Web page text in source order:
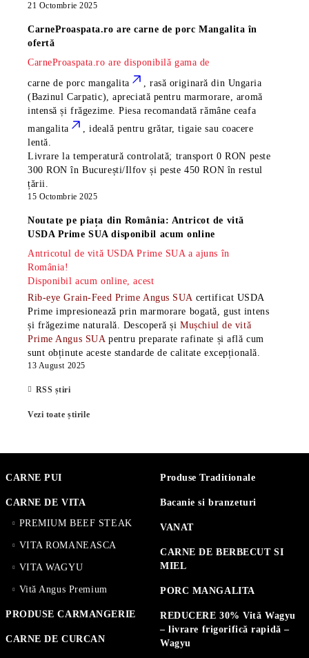
21 Octombrie 2025
CarneProaspata.ro arecarne de porc Mangalita în
ofertă
CarneProaspata.ro are disponibilă gama de
carne de porc mangalita
, rasă originară din Ungaria
(Bazinul Carpatic), apreciată pentru marmorare, aromă
intensă și frăgezime. Piesa recomandată rămâneceafa
mangalita
, ideală pentru grătar, tigaie sau coacere
lentă.
Livrare la temperatură controlată; transport 0 RON peste
300 RON în București/Ilfov și peste 450 RON în restul
țării.
15 Octombrie 2025
Noutate pe piața din România: Antricot de vită
USDA Prime SUA disponibil acum online
Antricotul de vită USDA Prime SUA a ajuns în
România!
Disponibil acum online, acest
Rib-eye Grain-Feed Prime Angus SUA certificat USDA
Prime impresionează prin marmorare bogată, gust intens
și frăgezime naturală. Descoperă șiMușchiul de vită
Prime Angus SUA pentru preparate rafinate și află cum
sunt obținute aceste standarde de calitate excepțională.
13 August 2025
RSS știri
Vezi toate știrile
CARNE PUI
CARNE DE VITA
PREMIUM BEEF STEAK
VITA ROMANEASCA
VITA WAGYU
Vită Angus Premium
PRODUSE CARMANGERIE
CARNE DE CURCAN
Produse Traditionale
Bacanie si branzeturi
VANAT
CARNE DE BERBECUT SI
MIEL
PORC MANGALITA
REDUCERE 30% Vită Wagyu
– livrare frigorifică rapidă –
Wagyu